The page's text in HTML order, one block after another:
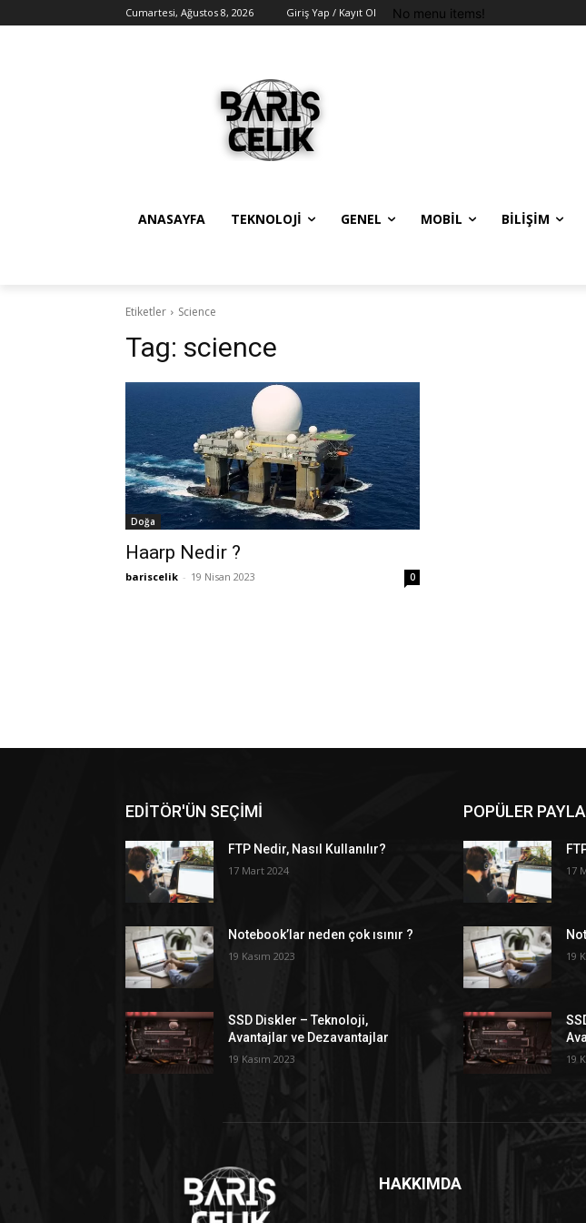
Cumartesi, Ağustos 8, 2026 Giriş Yap / Kayıt Ol No menu items!
ANASAYFA TEKNOLOJI GENEL MOBIL BILIŞIM
Etiketler Science
Tag: science
Doğa
Haarp Nedir ?
bariscelik - 19 Nisan 2023 0
EDİTÖR'ÜN SEÇİMİ
FTP Nedir, Nasıl Kullanılır?
17 Mart 2024
Notebook’lar neden çok ısınır ?
19 Kasım 2023
SSD Diskler – Teknoloji,
Avantajlar ve Dezavantajlar
19 Kasım 2023
POPÜLER
17
19
19
HAKKIMDA